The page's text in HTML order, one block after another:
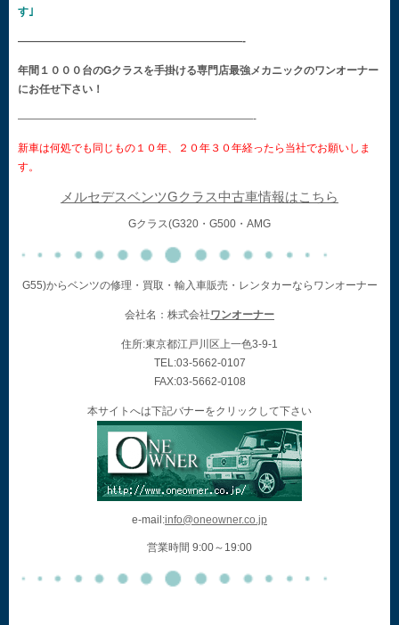
す｣
—————————————————————-
年間１０００台のGクラスを手掛ける専門店最強メカニックのワンオーナー
にお任せ下さい！
——————————————————————-
新車は何処でも同じもの１０年、２０年３０年経ったら当社でお願いしま
す。
メルセデスベンツGクラス中古車情報はこちら
Gクラス(G320・G500・AMG
G55)からベンツの修理・買取・輸入車販売・レンタカーならワンオーナー
会社名：株式会社ワンオーナー
住所:東京都江戸川区上一色3-9-1
TEL:03-5662-0107
FAX:03-5662-0108
本サイトへは下記バナーをクリックして下さい
e-mail:info@oneowner.co.jp
営業時間 9:00～19:00